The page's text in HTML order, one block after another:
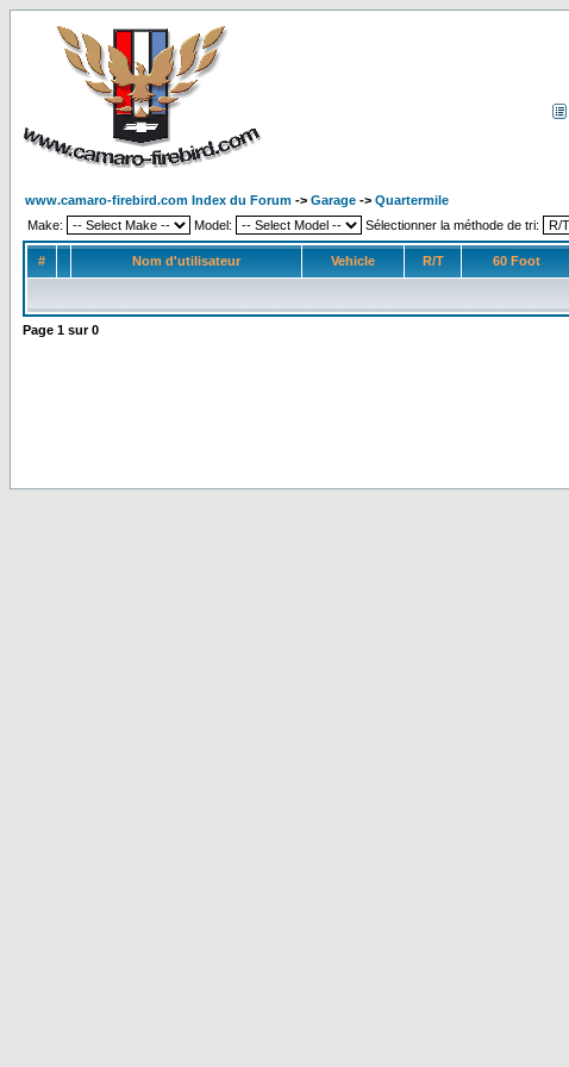
www.camaro-firebird.com Index du Forum -> Garage -> Quartermile
Make:
Model: Sélectionner la méthode de tri:
# Nom d'utilisateur Vehicle R/T 60 Foot
Page 1 sur0